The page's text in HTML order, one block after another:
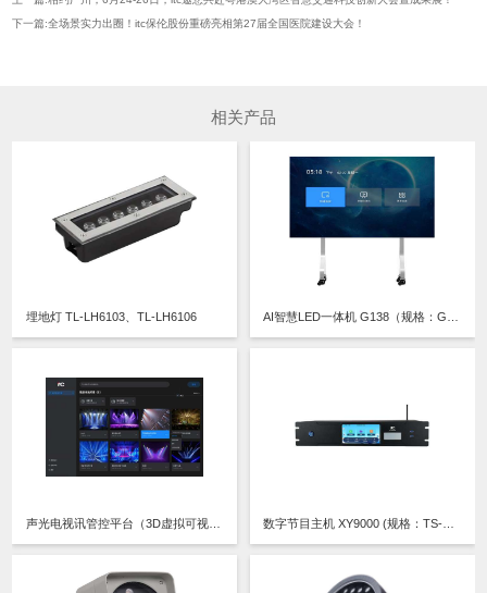
下一篇:全场景实力出圈！itc保伦股份重磅亮相第27届全国医院建设大会！
相关产品
埋地灯 TL-LH6103、TL-LH6106
声光电视讯管控平台（3D虚拟可视化） V2.167